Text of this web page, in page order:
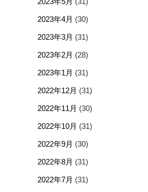
2023年4月 (30)
2023年3月 (31)
2023年2月 (28)
2023年1月 (31)
2022年12月 (31)
2022年11月 (30)
2022年10月 (31)
2022年9月 (30)
2022年8月 (31)
2022年7月 (31)